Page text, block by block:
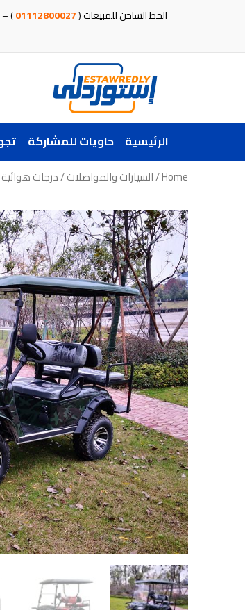
الخط الساخن للمبيعات (01112800027
(
الرئيسية حاويات للمشاركة
Home
/السيارات والمواصلات/درجات